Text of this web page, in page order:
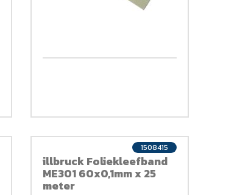
illbruck Foliekleefband
ME301 60x0,1mm x 25
meter
1508415